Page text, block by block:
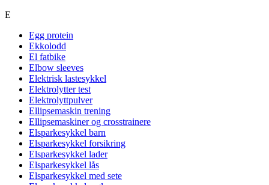
E
Egg protein
Ekkolodd
El fatbike
Elbow sleeves
Elektrisk lastesykkel
Elektrolytter test
Elektrolyttpulver
Ellipsemaskin trening
Ellipsemaskiner og crosstrainere
Elsparkesykkel barn
Elsparkesykkel forsikring
Elsparkesykkel lader
Elsparkesykkel lås
Elsparkesykkel med sete